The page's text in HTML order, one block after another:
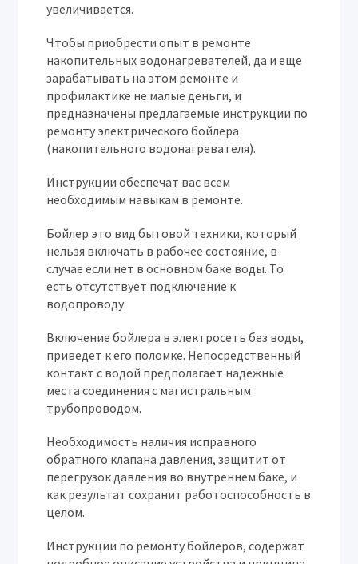
увеличивается.
Чтобы приобрести опыт в ремонте
накопительных водонагревателей, да и еще
зарабатывать на этом ремонте и
профилактике не малые деньги, и
предназначены предлагаемые инструкции по
ремонту электрического бойлера
(накопительного водонагревателя).
Инструкции обеспечат вас всем
необходимым навыкам в ремонте.
Бойлер это вид бытовой техники, который
нельзя включать в рабочее состояние, в
случае если нет в основном баке воды. То
есть отсутствует подключение к
водопроводу.
Включение бойлера в электросеть без воды,
приведет к его поломке. Непосредственный
контакт с водой предполагает надежные
места соединения с магистральным
трубопроводом.
Необходимость наличия исправного
обратного клапана давления, защитит от
перегрузок давления во внутреннем баке, и
как результат сохранит работоспособность в
целом.
Инструкции по ремонту бойлеров, содержат